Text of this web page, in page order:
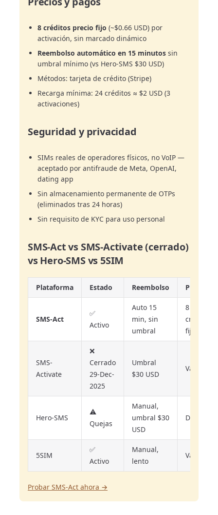
8 créditos precio fijo (~$0.66 USD) por
activación, sin marcado dinámico
Reembolso automático en 15 minutos sin
umbral mínimo (vs Hero-SMS $30 USD)
Métodos: tarjeta de crédito (Stripe)
Recarga mínima: 24 créditos ≈ $2 USD (3
activaciones)
Seguridad y privacidad
SIMs reales de operadores físicos, no VoIP —
aceptado por antifraude de Meta, OpenAI,
dating app
Sin almacenamiento permanente de OTPs
(eliminados tras 24 horas)
Sin requisito de KYC para uso personal
SMS-Act vs SMS-Activate (cerrado)
vs Hero-SMS vs 5SIM
Plataforma Estado Reembolso Precio
SMS-Act
✅
Activo
Auto 15
min, sin
umbral
8
créditos
fijo
SMS-
Activate
❌
Cerrado
29-Dec-
2025
Umbral
$30 USD
Variable
Hero-SMS
⚠️
Quejas
Manual,
umbral $30
USD
Dinámico
5SIM
✅
Activo
Manual,
lento
Variable
Probar SMS-Act ahora →